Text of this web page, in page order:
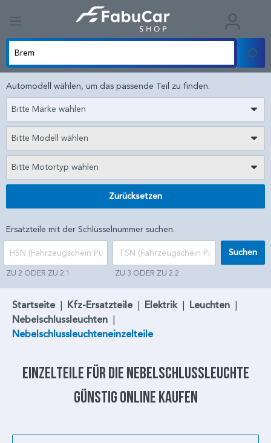
Automodell wählen, um das passende Teil zu finden.
Bitte Marke wählen
Bitte Modell wählen
Bitte Motortyp wählen
Zurücksetzen
Ersatzteile mit der Schlüsselnummer suchen.
ZU 2 ODER ZU 2.1 ZU 3 ODER ZU 2.2
Suchen
Startseite | Kfz-Ersatzteile | Elektrik | Leuchten |
Nebelschlussleuchten |
Nebelschlussleuchteneinzelteile
Einzelteile für die Nebelschlussleuchte
günstig online kaufen